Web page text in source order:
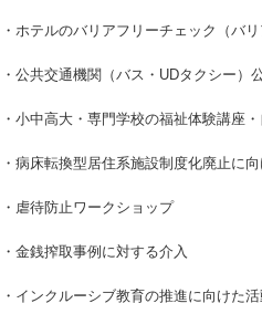
・ホテルのバリアフリーチェック（バリ
・公共交通機関（バス・UDタクシー
・小中高大・専門学校の福祉体験講座
・病床転換型居住系施設制度化廃止に
・虐待防止ワークショップ
・金銭搾取事例に対する介入
・インクルーシブ教育の推進に向けた活